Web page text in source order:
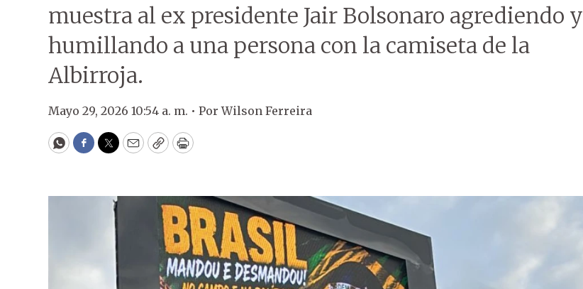
muestra al ex presidente Jair Bolsonaro agrediendo y
humillando a una persona con la camiseta de la
Albirroja.
Mayo 29, 2026 10:54 a. m. • PorWilson Ferreira
WhatsApp
Facebook
Twitter
EmailCopyPrint